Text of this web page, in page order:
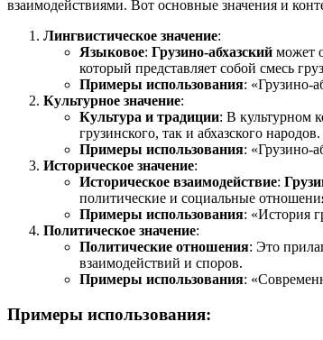
взаимодействиями. Вот основные значения и
Лингвистическое значение:
Языковое: Грузино-абхазский может
который представляет собой смесь
Примеры использования: «Грузино-
Культурное значение:
Культура и традиции: В культурном
грузинского, так и абхазского народов.
Примеры использования: «Грузино-
Историческое значение:
Историческое взаимодействие:
политические и социальные
Примеры использования: «История
Политическое значение:
Политические отношения: Это
взаимодействий и споров.
Примеры использования:
Примеры использования: